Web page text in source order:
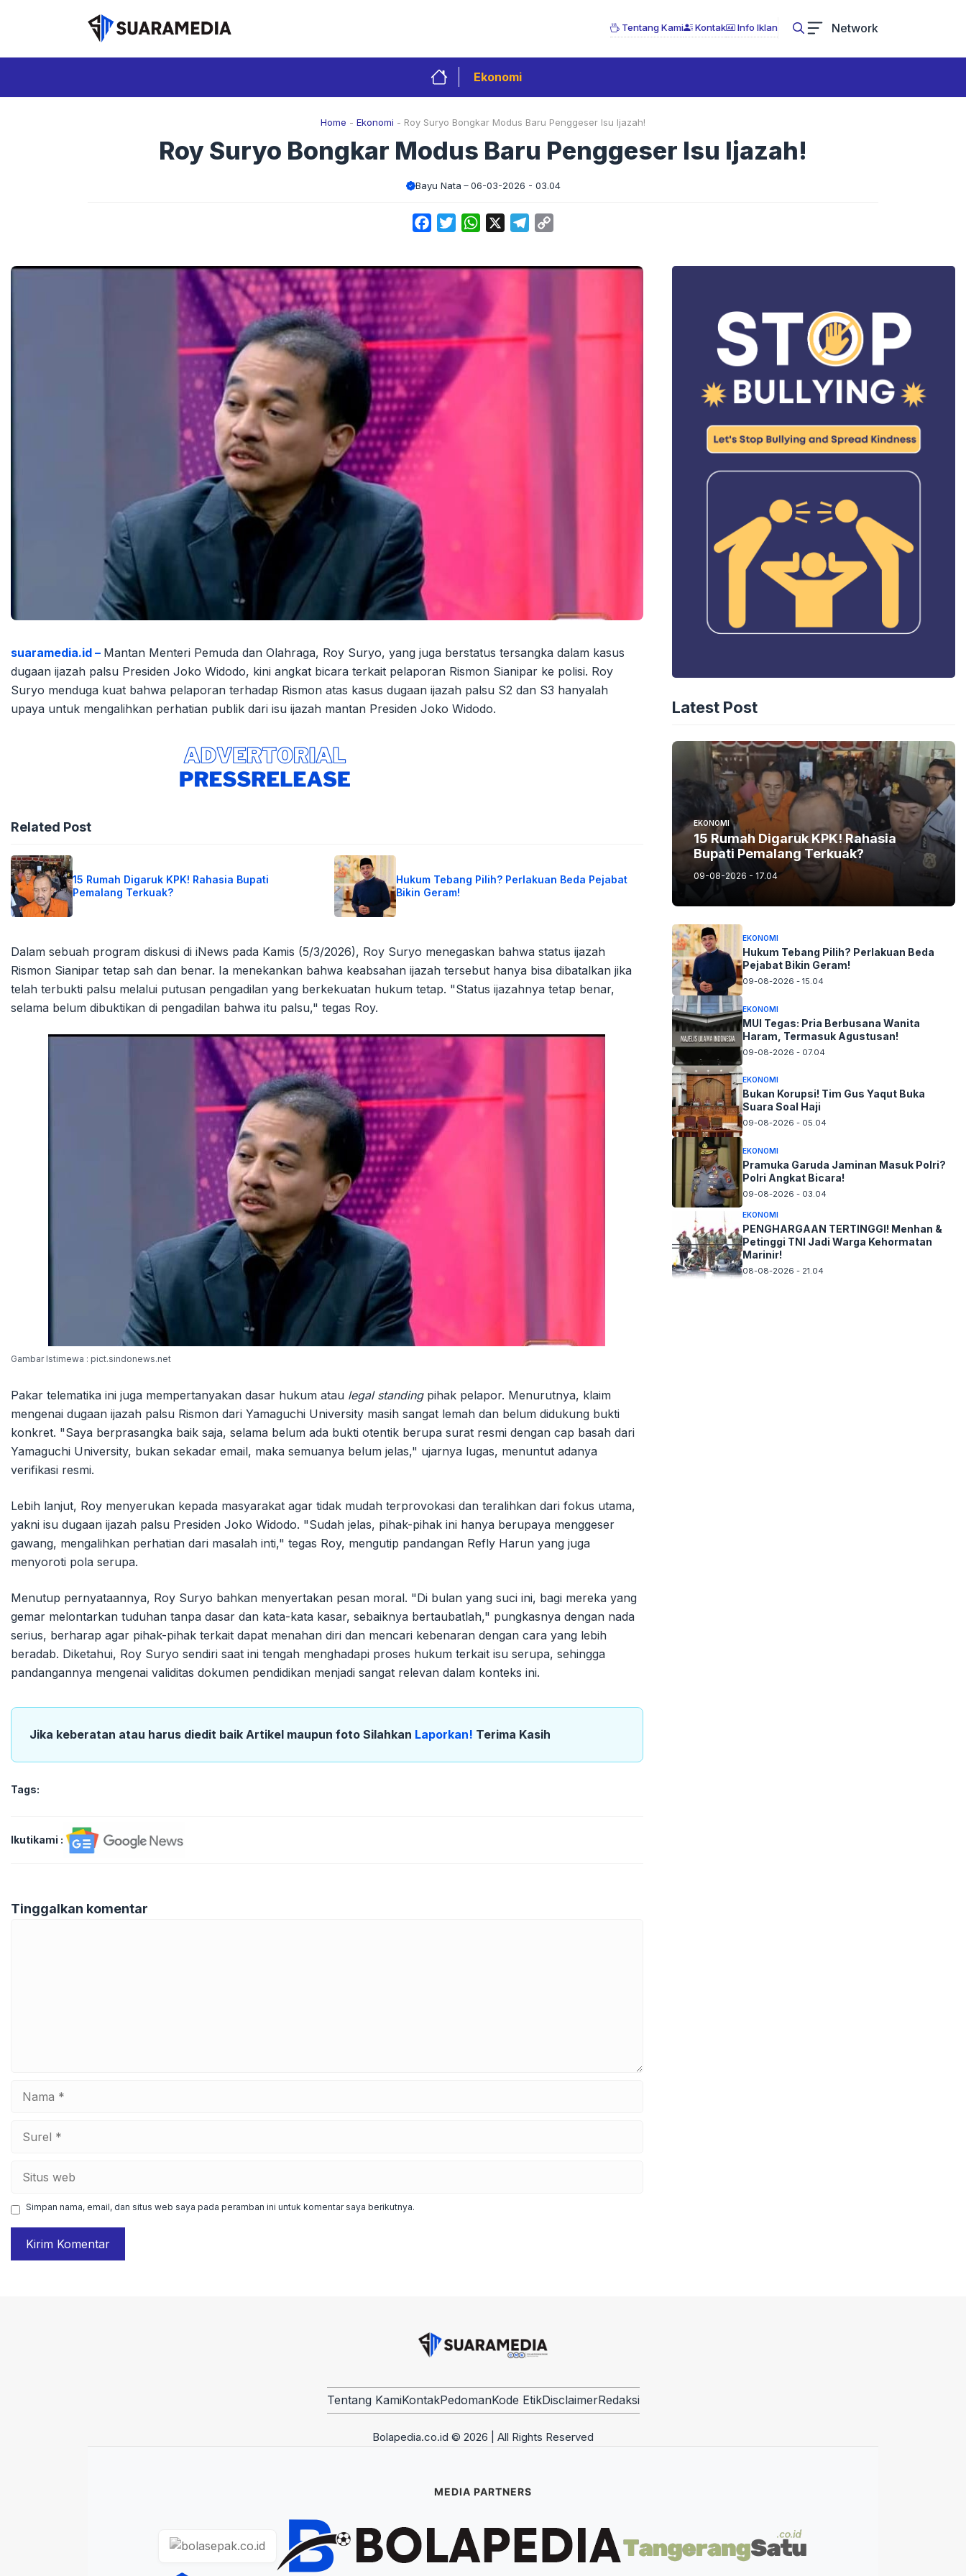
Tentang Kami Kontak Info Iklan Network
Ekonomi
Home - Ekonomi - Roy Suryo Bongkar Modus Baru Penggeser Isu Ijazah!
Roy Suryo Bongkar Modus Baru Penggeser Isu Ijazah!
Bayu Nata 06-03-2026 - 03.04
FacebookTwitterWhatsApp Telegram
suaramedia.id – Mantan Menteri Pemuda dan Olahraga, Roy Suryo, yang juga berstatus tersangka dalam kasus
dugaan ijazah palsu Presiden Joko Widodo, kini angkat bicara terkait pelaporan Rismon Sianipar ke polisi. Roy
Suryo menduga kuat bahwa pelaporan terhadap Rismon atas kasus dugaan ijazah palsu S2 dan S3 hanyalah
upaya untuk mengalihkan perhatian publik dari isu ijazah mantan Presiden Joko Widodo.
Related Post
15 Rumah Digaruk KPK! Rahasia Bupati
Pemalang Terkuak?
Hukum Tebang Pilih? Perlakuan Beda Pejabat
Bikin Geram!
Dalam sebuah program diskusi di iNews pada Kamis (5/3/2026), Roy Suryo menegaskan bahwa status ijazah
Rismon Sianipar tetap sah dan benar. Ia menekankan bahwa keabsahan ijazah tersebut hanya bisa dibatalkan jika
telah terbukti palsu melalui putusan pengadilan yang berkekuatan hukum tetap. "Status ijazahnya tetap benar,
selama belum dibuktikan di pengadilan bahwa itu palsu," tegas Roy.
Gambar Istimewa : pict.sindonews.net
Pakar telematika ini juga mempertanyakan dasar hukum atau legal standingpihak pelapor. Menurutnya, klaim
mengenai dugaan ijazah palsu Rismon dari Yamaguchi University masih sangat lemah dan belum didukung bukti
konkret. "Saya berprasangka baik saja, selama belum ada bukti otentik berupa surat resmi dengan cap basah dari
Yamaguchi University, bukan sekadar email, maka semuanya belum jelas," ujarnya lugas, menuntut adanya
verifikasi resmi.
Lebih lanjut, Roy menyerukan kepada masyarakat agar tidak mudah terprovokasi dan teralihkan dari fokus utama,
yakni isu dugaan ijazah palsu Presiden Joko Widodo. "Sudah jelas, pihak-pihak ini hanya berupaya menggeser
gawang, mengalihkan perhatian dari masalah inti," tegas Roy, mengutip pandangan Refly Harun yang juga
menyoroti pola serupa.
Menutup pernyataannya, Roy Suryo bahkan menyertakan pesan moral. "Di bulan yang suci ini, bagi mereka yang
gemar melontarkan tuduhan tanpa dasar dan kata-kata kasar, sebaiknya bertaubatlah," pungkasnya dengan nada
serius, berharap agar pihak-pihak terkait dapat menahan diri dan mencari kebenaran dengan cara yang lebih
beradab. Diketahui, Roy Suryo sendiri saat ini tengah menghadapi proses hukum terkait isu serupa, sehingga
pandangannya mengenai validitas dokumen pendidikan menjadi sangat relevan dalam konteks ini.
Jika keberatan atau harus diedit baik Artikel maupun foto Silahkan Laporkan! Terima Kasih
Tags:
Ikutikami :
Tinggalkan komentar
Simpan nama, email, dan situs web saya pada peramban ini untuk komentar saya berikutnya.
Latest Post
EKONOMI
15 Rumah Digaruk KPK! Rahasia
Bupati Pemalang Terkuak?
09-08-2026 - 17.04
EKONOMI
Hukum Tebang Pilih? Perlakuan Beda
Pejabat Bikin Geram!
09-08-2026 - 15.04
EKONOMI
MUI Tegas: Pria Berbusana Wanita
Haram, Termasuk Agustusan!
09-08-2026 - 07.04
EKONOMI
Bukan Korupsi! Tim Gus Yaqut Buka
Suara Soal Haji
09-08-2026 - 05.04
EKONOMI
Pramuka Garuda Jaminan Masuk Polri?
Polri Angkat Bicara!
09-08-2026 - 03.04
EKONOMI
PENGHARGAAN TERTINGGI! Menhan &
Petinggi TNI Jadi Warga Kehormatan
Marinir!
08-08-2026 - 21.04
Tentang KamiKontakPedomanKode EtikDisclaimerRedaksi
Bolapedia.co.id © 2026 | All Rights Reserved
MEDIA PARTNERS